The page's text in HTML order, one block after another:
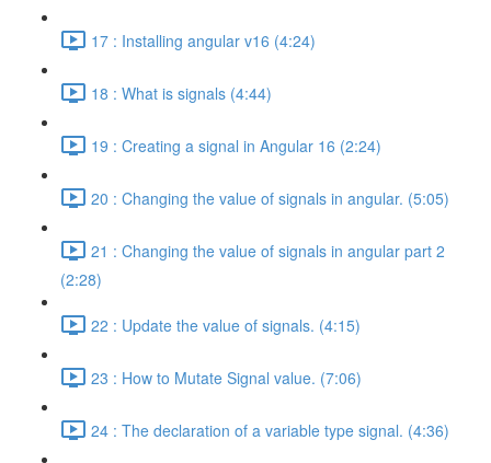
17 : Installing angular v16 (4:24)
18 : What is signals (4:44)
19 : Creating a signal in Angular 16 (2:24)
20 : Changing the value of signals in angular. (5:05)
21 : Changing the value of signals in angular part 2
(2:28)
22 : Update the value of signals. (4:15)
23 : How to Mutate Signal value. (7:06)
24 : The declaration of a variable type signal. (4:36)